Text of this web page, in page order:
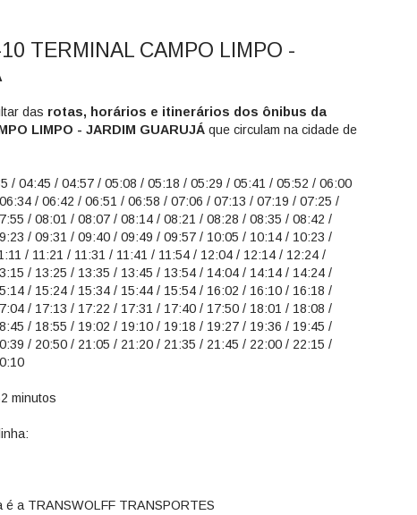
TERMINAL CAMPO LIMPO -
das rotas, horários e itinerários dos ônibus da
LIMPO - JARDIM GUARUJÁ que circulam na cidade de
/ 04:45 / 04:57 / 05:08 / 05:18 / 05:29 / 05:41 / 05:52 / 06:00
/ 06:42 / 06:51 / 06:58 / 07:06 / 07:13 / 07:19 / 07:25 /
/ 08:01 / 08:07 / 08:14 / 08:21 / 08:28 / 08:35 / 08:42 /
/ 09:31 / 09:40 / 09:49 / 09:57 / 10:05 / 10:14 / 10:23 /
/ 11:21 / 11:31 / 11:41 / 11:54 / 12:04 / 12:14 / 12:24 /
/ 13:25 / 13:35 / 13:45 / 13:54 / 14:04 / 14:14 / 14:24 /
/ 15:24 / 15:34 / 15:44 / 15:54 / 16:02 / 16:10 / 16:18 /
/ 17:13 / 17:22 / 17:31 / 17:40 / 17:50 / 18:01 / 18:08 /
/ 18:55 / 19:02 / 19:10 / 19:18 / 19:27 / 19:36 / 19:45 /
/ 20:50 / 21:05 / 21:20 / 21:35 / 21:45 / 22:00 / 22:15 /
minutos
a TRANSWOLFF TRANSPORTES